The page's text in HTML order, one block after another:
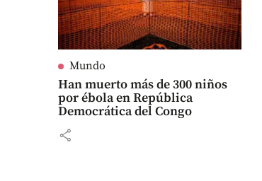
Mundo
Han muerto más de 300 niños
por ébola en República
Democrática del Congo
share